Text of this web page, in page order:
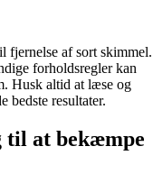
fjernelse af sort skimmel.
forholdsregler kan
Husk altid at læse og
bedste resultater.
til at bekæmpe